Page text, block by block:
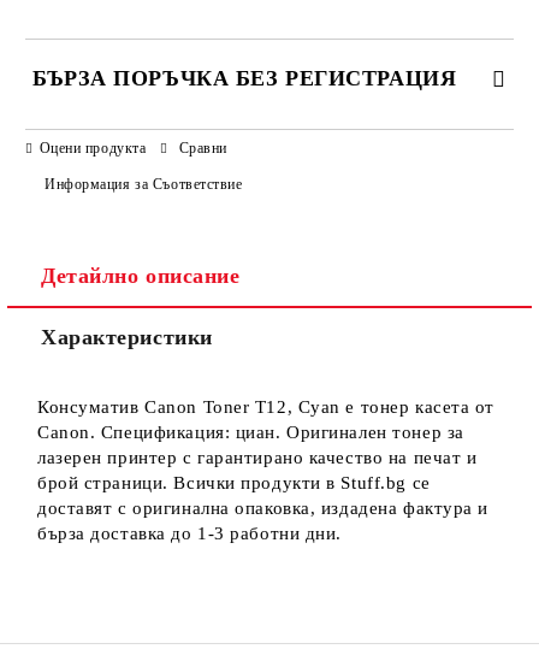
БЪРЗА ПОРЪЧКА БЕЗ РЕГИСТРАЦИЯ
САМО ПОПЪЛНЕТЕ 3 ПОЛЕТА
Оцени продукта Сравни
Информация за Съответствие
Детайлно описание
Характеристики
Консуматив Canon Toner T12, Cyan е тонер касета от
Canon. Спецификация: циан. Оригинален тонер за
лазерен принтер с гарантирано качество на печат и
брой страници. Всички продукти в Stuff.bg се
доставят с оригинална опаковка, издадена фактура и
бърза доставка до 1-3 работни дни.